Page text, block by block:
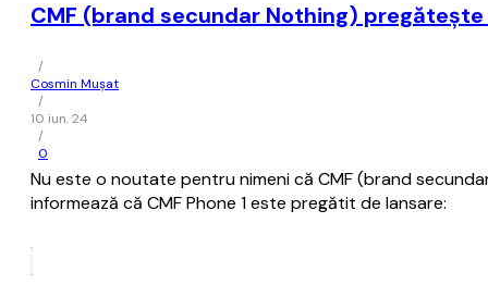
CMF (brand secundar Nothing)
/
Cosmin Mușat
/
10 iun. 24
/
0
Nu este o noutate pentru nimeni că CMF (brand
informează că CMF Phone 1 este pregătit de lansare: